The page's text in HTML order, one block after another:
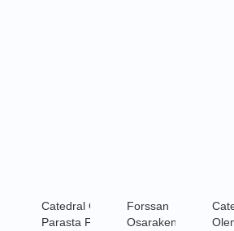
Catedral Group Oy
Parasta Fondionissa
Forssan
Osarakennus